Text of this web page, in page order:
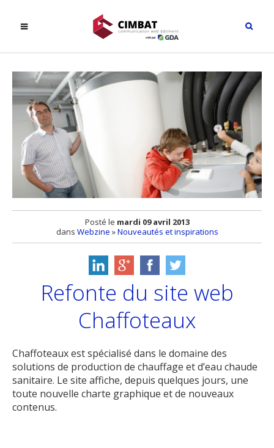
Posté le mardi 09 avril 2013
dans Webzine »Nouveautés et inspirations
Refonte du site web
Chaffoteaux
Chaffoteaux est spécialisé dans le domaine des
solutions de production de chauffage et d’eau chaude
sanitaire. Le site affiche, depuis quelques jours, une
toute nouvelle charte graphique et de nouveaux
contenus.